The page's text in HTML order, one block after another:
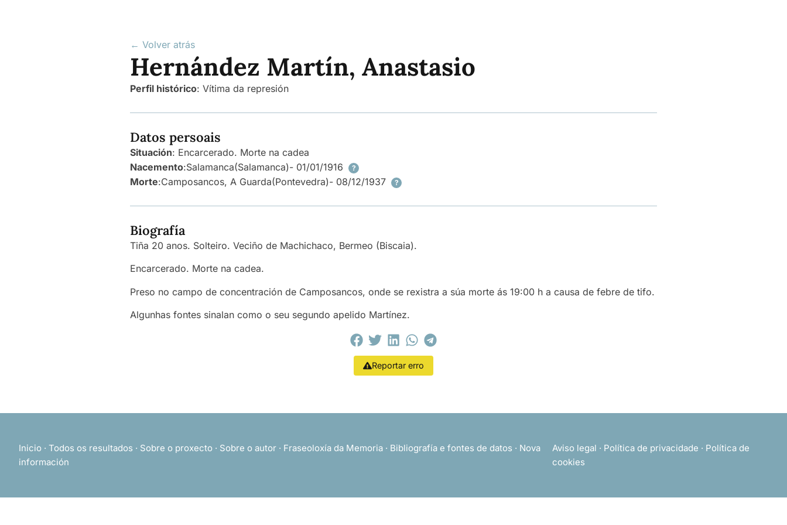
← Volver atrás
Hernández Martín, Anastasio
Perfil histórico: Vítima da represión
Datos persoais
Situación: Encarcerado. Morte na cadea
Nacemento:Salamanca(Salamanca)- 01/01/1916 ?
Morte:Camposancos, A Guarda(Pontevedra)- 08/12/1937 ?
Biografía
Tiña 20 anos. Solteiro. Veciño de Machichaco, Bermeo (Biscaia).
Encarcerado. Morte na cadea.
Preso no campo de concentración de Camposancos, onde se rexistra a súa morte ás 19:00 h a causa de febre de tifo.
Algunhas fontes sinalan como o seu segundo apelido Martínez.
Reportar erro
Inicio · Todos os resultados · Sobre o proxecto · Sobre o autor · Fraseoloxía da Memoria · Bibliografía e fontes de datos · Nova
información
Aviso legal · Política de privacidade · Política de
cookies